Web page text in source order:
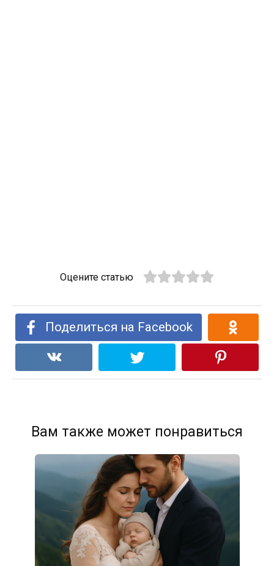
Оцените статью
Поделиться на Facebook
Вам также может понравиться